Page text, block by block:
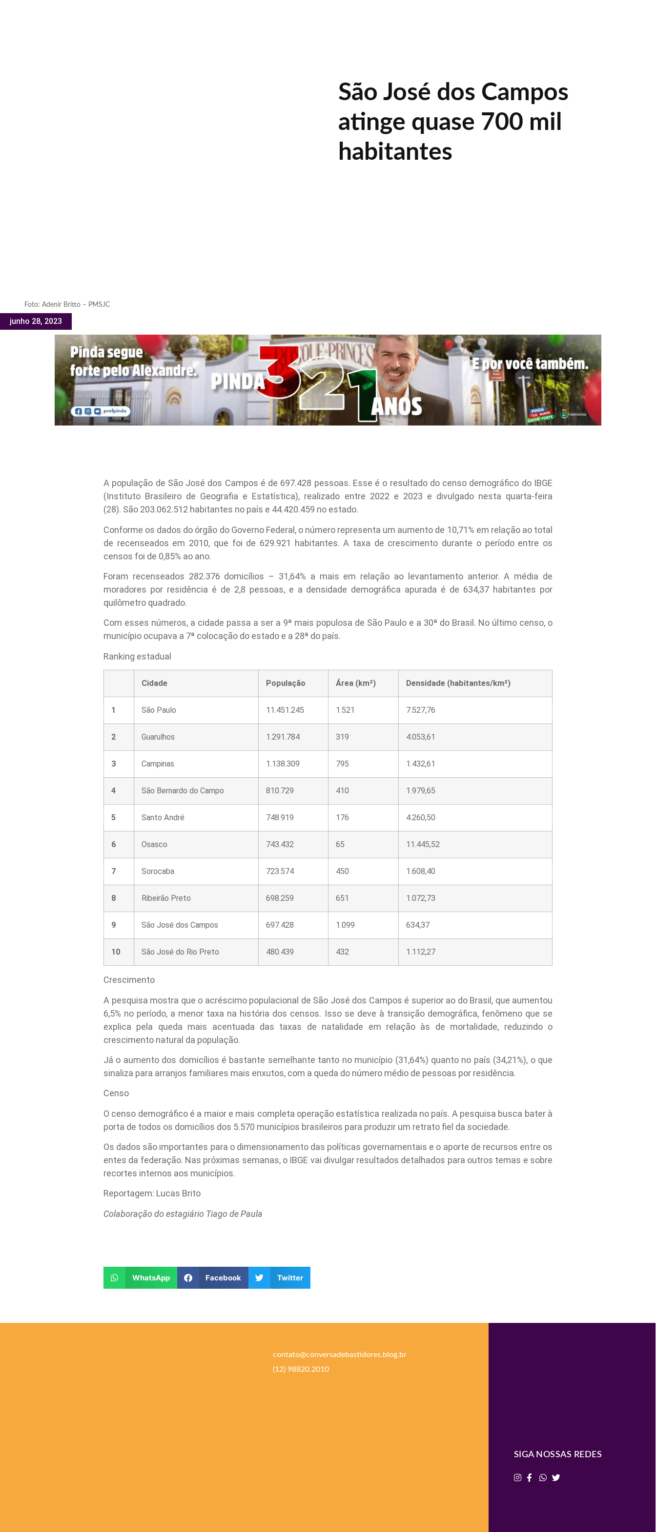
Foto: Adenir Britto – PMSJC
junho 28, 2023
São José dos Campos
atinge quase 700 mil
habitantes
A população de São José dos Campos é de 697.428 pessoas. Esse é o resultado do censo demográfico do IBGE
(Instituto Brasileiro de Geografia e Estatística), realizado entre 2022 e 2023 e divulgado nesta quarta-feira
(28). São 203.062.512 habitantes no país e 44.420.459 no estado.
Conforme os dados do órgão do Governo Federal, o número representa um aumento de 10,71% em relação ao total
de recenseados em 2010, que foi de 629.921 habitantes. A taxa de crescimento durante o período entre os
censos foi de 0,85% ao ano.
Foram recenseados 282.376 domicílios – 31,64% a mais em relação ao levantamento anterior. A média de
moradores por residência é de 2,8 pessoas, e a densidade demográfica apurada é de 634,37 habitantes por
quilômetro quadrado.
Com esses números, a cidade passa a ser a 9ª mais populosa de São Paulo e a 30ª do Brasil. No último censo, o
município ocupava a 7ª colocação do estado e a 28ª do país.
Ranking estadual
Cidade População Área (km²) Densidade (habitantes/km²)
1 São Paulo 11.451.245 1.521 7.527,76
2 Guarulhos 1.291.784 319 4.053,61
3 Campinas 1.138.309 795 1.432,61
4 São Bernardo do Campo 810.729 410 1.979,65
5 Santo André 748.919 176 4.260,50
6 Osasco 743.432 65 11.445,52
7 Sorocaba 723.574 450 1.608,40
8 Ribeirão Preto 698.259 651 1.072,73
9 São José dos Campos 697.428 1.099 634,37
10 São José do Rio Preto 480.439 432 1.112,27
Crescimento
A pesquisa mostra que o acréscimo populacional de São José dos Campos é superior ao do Brasil, que aumentou
6,5% no período, a menor taxa na história dos censos. Isso se deve à transição demográfica, fenômeno que se
explica pela queda mais acentuada das taxas de natalidade em relação às de mortalidade, reduzindo o
crescimento natural da população.
Já o aumento dos domicílios é bastante semelhante tanto no município (31,64%) quanto no país (34,21%), o que
sinaliza para arranjos familiares mais enxutos, com a queda do número médio de pessoas por residência.
Censo
O censo demográfico é a maior e mais completa operação estatística realizada no país. A pesquisa busca bater à
porta de todos os domicílios dos 5.570 municípios brasileiros para produzir um retrato fiel da sociedade.
Os dados são importantes para o dimensionamento das políticas governamentais e o aporte de recursos entre os
entes da federação. Nas próximas semanas, o IBGE vai divulgar resultados detalhados para outros temas e sobre
recortes internos aos municípios.
Reportagem: Lucas Brito
Colaboração do estagiário Tiago de Paula
WhatsApp Facebook Twitter
contato@conversadebastidores.blog.br
(12) 98820.2010
SIGA NOSSAS REDES